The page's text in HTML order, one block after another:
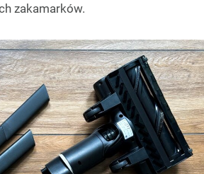
zakamarków.